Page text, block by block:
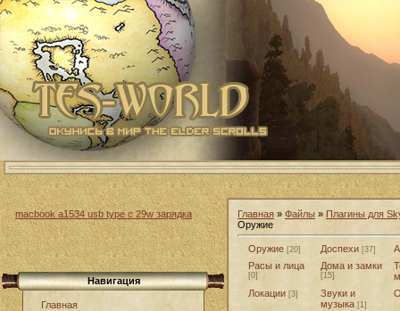
macbook a1534 usb type c 29w зарядка
Навигация
Главная
Главная » Файлы » Плагины для
Оружие
Оружие [20] Доспехи [37]
Расы и лица
[0]
Дома и замки
[15]
Локации [3]
Звуки и
музыка [1]